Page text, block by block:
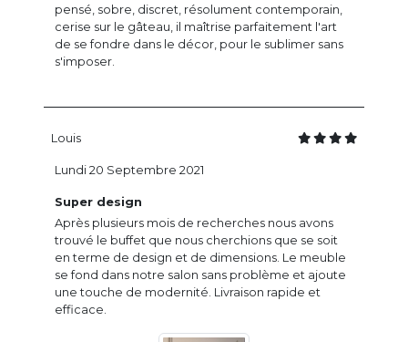
pensé, sobre, discret, résolument contemporain,
cerise sur le gâteau, il maîtrise parfaitement l'art
de se fondre dans le décor, pour le sublimer sans
s'imposer.
Louis
Super design
Après plusieurs mois de recherches nous avons
trouvé le buffet que nous cherchions que se soit
en terme de design et de dimensions. Le meuble
se fond dans notre salon sans problème et ajoute
une touche de modernité. Livraison rapide et
efficace.
Lundi 20 Septembre 2021